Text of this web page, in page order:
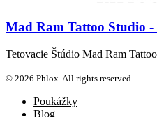
Mad Ram Tattoo Studio
Tetovacie Štúdio Mad Ram
© 2026 Phlox. All rights reserved.
Poukážky
Blog